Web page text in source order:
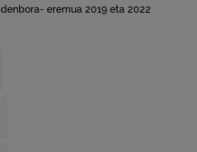
eremua 2019 eta 2022